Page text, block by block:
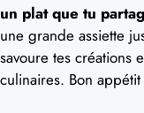
un plat que tu
une grande assiette
savoure tes créations
culinaires. Bon